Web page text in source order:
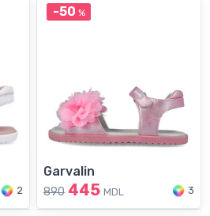
2
-50 %
Garvalin
890 445 MDL 3